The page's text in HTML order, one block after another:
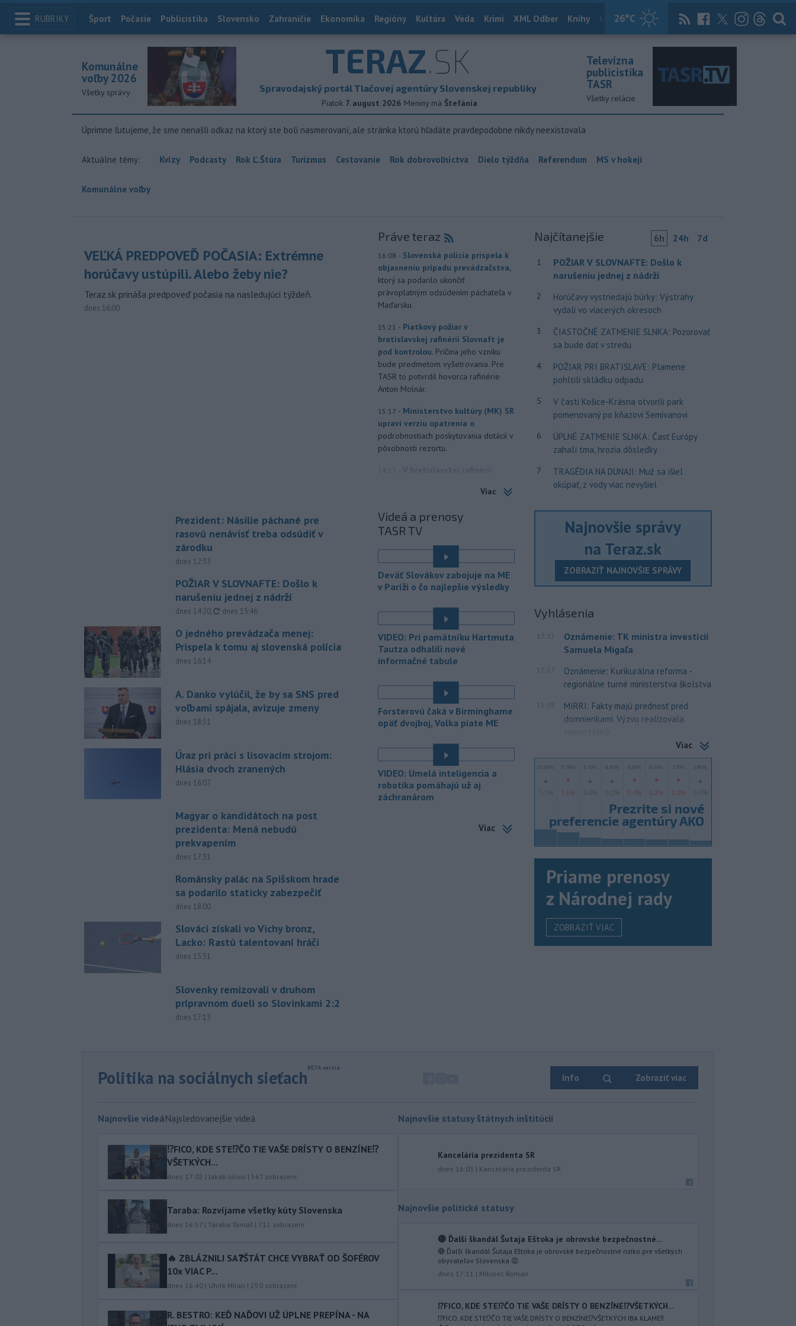
RUBRIKY 26°C
Index
Šport Počasie Publicistika Slovensko Zahraničie Ekonomika Regióny Kultúra Veda Krimi XML Odber Knihy Útulkovo Magazín News Now Archív
TERAZ.SK
Spravodajský portál Tlačovej agentúry Slovenskej republiky
Piatok 7. august 2026 Meniny má Štefánia
Komunálne
voľby 2026
Všetky správy
Televízna
publicistika
TASR
Všetky relácie
Úprimne ľutujeme, že sme nenašli odkaz na ktorý ste boli nasmerovaní, ale stránka ktorú hľadáte pravdepodobne nikdy neexistovala
Aktuálne témy: Kvízy Podcasty Rok Ľ.Štúra Turizmus Cestovanie Rok dobrovoľníctva Dielo týždňa Referendum MS v hokeji
Komunálne voľby
VEĽKÁ PREDPOVEĎ POČASIA: Extrémne
horúčavy ustúpili. Alebo žeby nie?
Teraz.sk prináša predpoveď počasia na nasledujúci týždeň.
dnes 16:00
Prezident: Násilie páchané pre
rasovú nenávisť treba odsúdiť v
zárodku
dnes 12:33
POŽIAR V SLOVNAFTE: Došlo k
narušeniu jednej z nádrží
dnes 14:20, aktualizované
dnes 15:46
O jedného prevádzača menej:
Prispela k tomu aj slovenská polícia
dnes 16:14
A. Danko vylúčil, že by sa SNS pred
voľbami spájala, avizuje zmeny
dnes 18:51
Úraz pri práci s lisovacím strojom:
Hlásia dvoch zranených
dnes 16:07
Magyar o kandidátoch na post
prezidenta: Mená nebudú
prekvapením
dnes 17:31
Románsky palác na Spišskom hrade
sa podarilo staticky zabezpečiť
dnes 18:00
Slováci získali vo Vichy bronz,
Lacko: Rastú talentovaní hráči
dnes 15:51
Slovenky remizovali v druhom
prípravnom dueli so Slovinkami 2:2
dnes 17:13
Práve teraz
16:08 - Slovenská polícia prispela k
objasneniu prípadu prevádzačstva,
ktorý sa podarilo ukončiť
právoplatným odsúdením páchateľa v
Maďarsku.
15:21 - Piatkový požiar v
bratislavskej rafinérii Slovnaft je
pod kontrolou. Príčina jeho vzniku
bude predmetom vyšetrovania. Pre
TASR to potvrdil hovorca rafinérie
Anton Molnár.
15:17 - Ministerstvo kultúry (MK) SR
upraví verziu opatrenia o
podrobnostiach poskytovania dotácií v
pôsobnosti rezortu.
V bratislavskej rafinérii
TASR o tom informovala
nebezpečenstvo.
na festivale môže byť vyššia
úroveň hluku. Je preto dobré držať sa
ďalej od reproduktorov, používať
chrániče sluchu či dodržiavať
12:49 - Podporu kandidatúre
Slovenskej republiky na nestále
členstvov Bezpečnostnej rade
Organizácie Spojených národov (OSN)
vyjadrilo už 123 zo 193 členských
štátov OSN.
12:31
Násilie páchané pre rasovú
inému národu treba odsúdiť v zárodku.
Na sociálnej sieti to v reakcii na útok
cudzincov v Nitre uviedol prezident
SR Peter Pellegrini.
rozhodnúť o novom
horúčavy a nedostatok pitnej vody
Čaj a Vyšný Čaj v okrese Košice-okolie.
hudobného festivalu
Lovestream na starom letisku v
organizácia MHD v oblasti Vajnôr.
10:44
Slovenský futbalista Lukáš
Haraslín môže v najbližšom období
portálu isport.cz zaujíma
saudskoarabský Al-Fateh.
Viac
Videá a prenosy
TASR TV
Deväť Slovákov zabojuje na ME
v Paríži o čo najlepšie výsledky
VIDEO: Pri pamätníku Hartmuta
Tautza odhalili nové
informačné tabule
Forsterovú čaká v Birminghame
opäť dvojboj, Volka piate ME
VIDEO: Umelá inteligencia a
robotika pomáhajú už aj
záchranárom
Viac
Najčítanejšie 6h 24h 7d
1
POŽIAR V SLOVNAFTE: Došlo k
narušeniu jednej z nádrží
2
Horúčavy vystriedajú búrky: Výstrahy
vydali vo viacerých okresoch
3
ČIASTOČNÉ ZATMENIE SLNKA: Pozorovať
sa bude dať v stredu
4
POŽIAR PRI BRATISLAVE: Plamene
pohltili skládku odpadu
5
V časti Košice-Krásna otvorili park
pomenovaný po kňazovi Semivanovi
6
ÚPLNÉ ZATMENIE SLNKA: Časť Európy
zahalí tma, hrozia dôsledky
7
TRAGÉDIA NA DUNAJI: Muž sa išiel
okúpať, z vody viac nevyšiel
Najnovšie správy
na Teraz.sk
ZOBRAZIŤ NAJNOVŠIE SPRÁVY
Vyhlásenia
17:32
Oznámenie: TK ministra investícií
Samuela Migaľa
17:17
Oznámenie: Kurikurálna reforma -
regionálne turné ministerstva školstva
15:09
MIRRI: Fakty majú prednosť pred
domnienkami. Výzvu realizovala
samostatná...
Viac
Priame prenosy
z Národnej rady
ZOBRAZIŤ VIAC
Politika na sociálnych sieťach Info Zobraziť viac
Najnovšie videáNajsledovanejšie videá
⁉️FICO, KDE STE⁉️ČO TIE VAŠE DRÍSTY O BENZÍNE⁉️
VŠETKÝCH...
dnes 17:02 |Jakab Július | 567 zobrazení
Taraba: Rozvíjame všetky kúty Slovenska
dnes 16:57 | Taraba Tomáš | 712 zobrazení
🔥 ZBLÁZNILI SA❓️ŠTÁT CHCE VYBRAŤ OD ŠOFÉROV
10x VIAC P...
dnes 16:40 | Uhrík Milan | 250 zobrazení
R. BESTRO: KEĎ NAĎOVI UŽ ÚPLNE PREPÍNA - NA
Najnovšie statusy štátnych inštitúcií
Kancelária prezidenta SR
dnes 16:03 | Kancelária prezidenta SR
Najnovšie politické statusy
🔴 Ďalší škandál Šutaja Eštoka je obrovské bezpečnostné...
🔴 Ďalší škandál Šutaja Eštoka je obrovské bezpečnostné riziko pre všetkých
obyvateľov Slovenska 😡
dnes 17:11 | Mikulec Roman
⁉️FICO, KDE STE⁉️ČO TIE VAŠE DRÍSTY O BENZÍNE⁉️VŠETKÝCH...
⁉️FICO, KDE STE⁉️ČO TIE VAŠE DRÍSTY O BENZÍNE⁉️VŠETKÝCH IBA KLAME‼️